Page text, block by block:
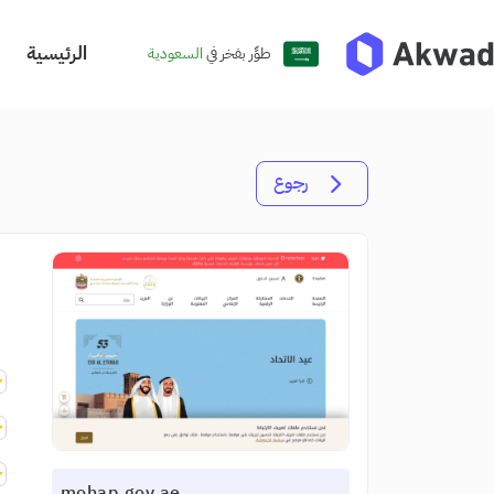
طوِّر بفخر فيالسعودية الرئيسية
رجوع